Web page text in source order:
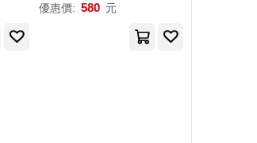
優惠價: 580 元